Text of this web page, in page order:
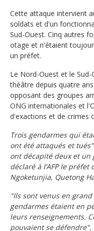
Cette attaque intervient
soldats et d'un
Sud-Ouest. Cinq autres
otage et n'étaient
un préfet.
Le Nord-Ouest et le
théâtre depuis quatre
opposant des groupes
ONG internationales et
d'exactions et de crimes
Trois gendarmes qui
ont été attaqués et
ont décapité deux et
déclaré à l’AFP le
Ngoketunjia, Quetong
"Ils sont venus en
gendarmes étaient en
leurs renseignements.
pouvaient se défendre",